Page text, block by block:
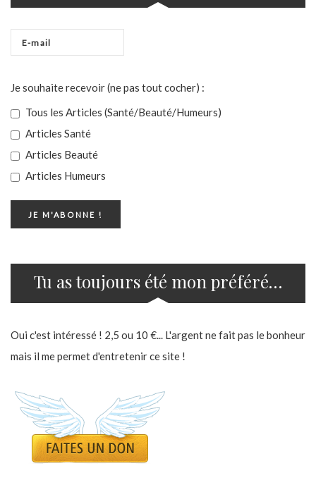
Je souhaite recevoir (ne pas tout cocher) :
Tous les Articles (Santé/Beauté/Humeurs)
Articles Santé
Articles Beauté
Articles Humeurs
Tu as toujours été mon préféré…
Oui c'est intéressé ! 2,5 ou 10 €... L'argent ne fait pas le bonheur
mais il me permet d'entretenir ce site !